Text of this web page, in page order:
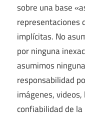
sobre una base
representaciones
implícitas. No
por ninguna
asumimos
responsabilidad
imágenes,
confiabilidad de